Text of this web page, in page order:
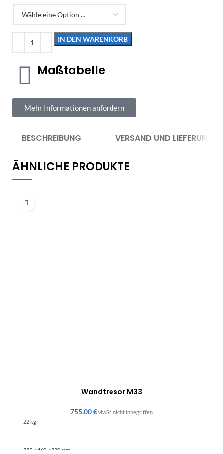
IN DEN WARENKORB
Maßtabelle
Mehr Informationen anfordern
BESCHREIBUNG VERSAND UND LIEFERUNG
ÄHNLICHE PRODUKTE
Wandtresor M33
€
22 kg
385 × 460 × 330 mm